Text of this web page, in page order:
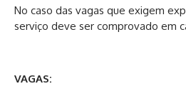
No caso das vagas que exigem
serviço deve ser comprovado em
VAGAS: